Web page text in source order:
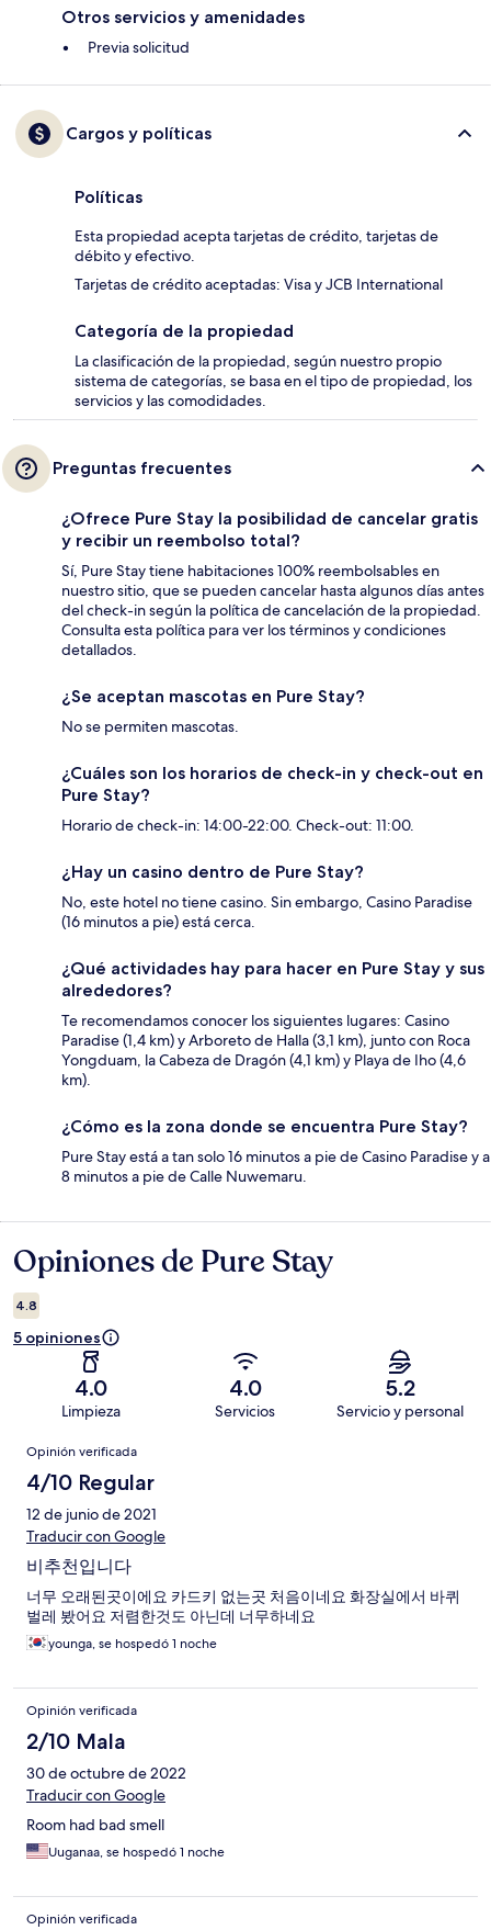
Otros servicios y amenidades
Previa solicitud
Cargos y políticas
Políticas
Esta propiedad acepta tarjetas de crédito, tarjetas de
débito y efectivo.
Tarjetas de crédito aceptadas: Visa y JCB International
Categoría de la propiedad
La clasificación de la propiedad, según nuestro propio
sistema de categorías, se basa en el tipo de propiedad, los
servicios y las comodidades.
Preguntas frecuentes
¿Ofrece Pure Stay la posibilidad de cancelar gratis
y recibir un reembolso total?
Sí, Pure Stay tiene habitaciones 100% reembolsables en
nuestro sitio, que se pueden cancelar hasta algunos días antes
del check-in según la política de cancelación de la propiedad.
Consulta esta política para ver los términos y condiciones
detallados.
¿Se aceptan mascotas en Pure Stay?
No se permiten mascotas.
¿Cuáles son los horarios de check-in y check-out en
Pure Stay?
Horario de check-in: 14:00-22:00. Check-out: 11:00.
¿Hay un casino dentro de Pure Stay?
No, este hotel no tiene casino. Sin embargo, Casino Paradise
(16 minutos a pie) está cerca.
¿Qué actividades hay para hacer en Pure Stay y sus
alrededores?
Te recomendamos conocer los siguientes lugares: Casino
Paradise (1,4 km) y Arboreto de Halla (3,1 km), junto con Roca
Yongduam, la Cabeza de Dragón (4,1 km) y Playa de Iho (4,6
km).
¿Cómo es la zona donde se encuentra Pure Stay?
Pure Stay está a tan solo 16 minutos a pie de Casino Paradise y a
8 minutos a pie de Calle Nuwemaru.
Opiniones
Opiniones de Pure Stay
4.8
5 opiniones
4.0
Limpieza
4.0
Servicios
5.2
Servicio y personal
Opiniones
Opinión verificada
4/10 Regular
12 de junio de 2021
Traducir con Google
비추천입니다
너무 오래된곳이에요 카드키 없는곳 처음이네요 화장실에서 바퀴
벌레 봤어요 저렴한것도 아닌데 너무하네요
younga, se hospedó 1 noche
Opinión verificada
2/10 Mala
30 de octubre de 2022
Traducir con Google
Room had bad smell
Uuganaa, se hospedó 1 noche
Opinión verificada